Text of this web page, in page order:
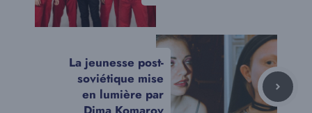
La jeunesse post-
soviétique mise
en lumière par